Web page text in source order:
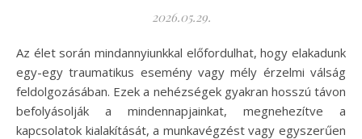
2026.05.29.
Az élet során mindannyiunkkal előfordulhat, hogy elakadunk
egy-egy traumatikus esemény vagy mély érzelmi válság
feldolgozásában. Ezek a nehézségek gyakran hosszú távon
befolyásolják a mindennapjainkat, megnehezítve a
kapcsolatok kialakítását, a munkavégzést vagy egyszerűen